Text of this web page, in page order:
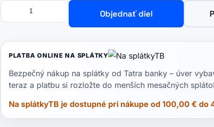
Množstvo
množstvo
Xiaomi
V2
Max,
V3,
Yeedi
Pro
Objednať diel
PLATBA ONLINE NA SPLÁTKY
Bezpečný nákup na splátky od Tatra banky – úver
teraz a platbu si rozložte do menších mesačných
Na splátkyTB je dostupné pri nákupe od 100,00 € do